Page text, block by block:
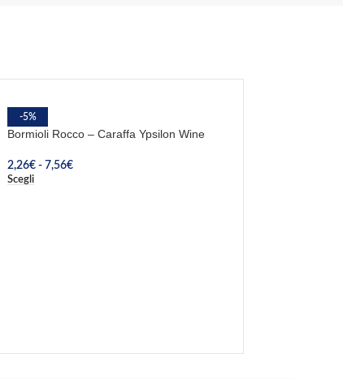
-5%
Bormioli Rocco – Caraffa Ypsilon Wine
2,26€ - 7,56€
Scegli